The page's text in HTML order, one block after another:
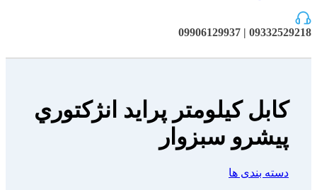
09332529218 | 09906129937
كابل كيلومتر پرايد انژكتوري
پیشرو سبزوار
دسته بندی ها